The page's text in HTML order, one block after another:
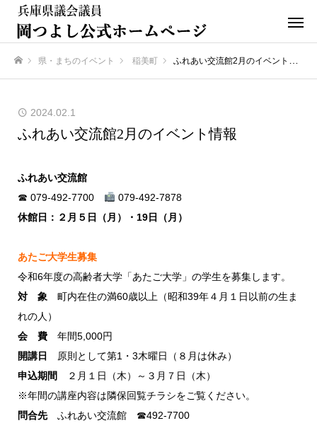
県・まちのイベント 稲美町 ふれあい交流館2月のイベント情報
2024.02.1
ふれあい交流館2月のイベント情報
ふれあい交流館
☎ 079-492-7700
079-492-7878
休館日：２月５日（月）・19日（月）
あたご大学生募集
令和6年度の高齢者大学「あたご大学」の学生を募集します。
対 象 町内在住の満60歳以上（昭和39年４月１日以前の生ま
れの人）
会 費 年間5,000円
開講日
原則として第1・3木曜日（８月は休み）
申込期間
２月１日（木）～３月７日（木）
※年間の講座内容は隣保回覧チラシをご覧ください。
問合先ふれあい交流館 ☎492-7700